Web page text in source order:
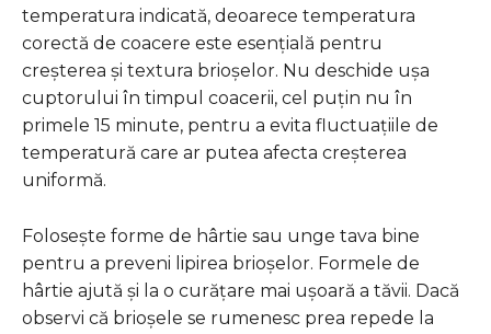
temperatura indicată, deoarece temperatura
corectă de coacere este esențială pentru
creșterea și textura brioșelor. Nu deschide ușa
cuptorului în timpul coacerii, cel puțin nu în
primele 15 minute, pentru a evita fluctuațiile de
temperatură care ar putea afecta creșterea
uniformă.
Folosește forme de hârtie sau unge tava bine
pentru a preveni lipirea brioșelor. Formele de
hârtie ajută și la o curățare mai ușoară a tăvii. Dacă
observi că brioșele se rumenesc prea repede la